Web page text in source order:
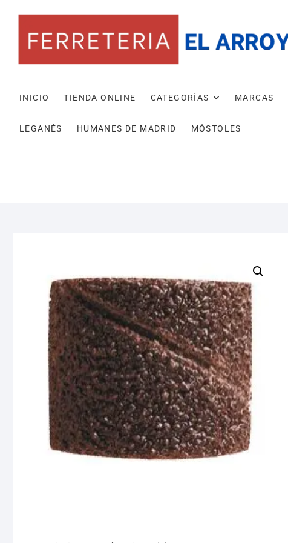
contenido
INICIO TIENDA ONLINE CATEGORÍAS MARCAS
LEGANÉS HUMANES DE MADRID MÓSTOLES